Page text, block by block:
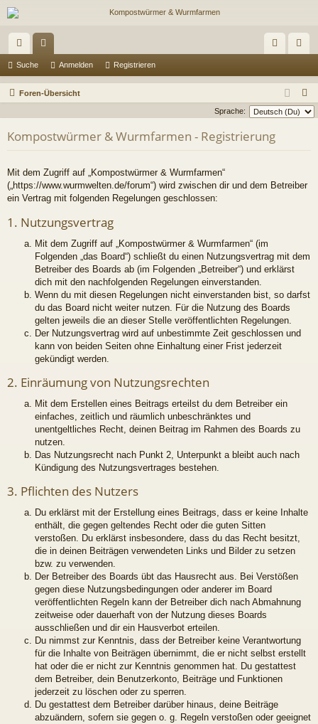
ch
ne
riff
en m
el
n
ist
rie
n
Suche Anmelden Registrieren
Foren-Übersicht
u
Sprache:
Kompostwürmer & Wurmfarmen - Registrierung
Mit dem Zugriff auf „Kompostwürmer & Wurmfarmen“
(„https://www.wurmwelten.de/forum“) wird zwischen dir und dem Betreiber
ein Vertrag mit folgenden Regelungen geschlossen:
1. Nutzungsvertrag
Mit dem Zugriff auf „Kompostwürmer & Wurmfarmen“ (im
Folgenden „das Board“) schließt du einen Nutzungsvertrag mit dem
Betreiber des Boards ab (im Folgenden „Betreiber“) und erklärst
dich mit den nachfolgenden Regelungen einverstanden.
Wenn du mit diesen Regelungen nicht einverstanden bist, so darfst
du das Board nicht weiter nutzen. Für die Nutzung des Boards
gelten jeweils die an dieser Stelle veröffentlichten Regelungen.
Der Nutzungsvertrag wird auf unbestimmte Zeit geschlossen und
kann von beiden Seiten ohne Einhaltung einer Frist jederzeit
gekündigt werden.
2. Einräumung von Nutzungsrechten
Mit dem Erstellen eines Beitrags erteilst du dem Betreiber ein
einfaches, zeitlich und räumlich unbeschränktes und
unentgeltliches Recht, deinen Beitrag im Rahmen des Boards zu
nutzen.
Das Nutzungsrecht nach Punkt 2, Unterpunkt a bleibt auch nach
Kündigung des Nutzungsvertrages bestehen.
3. Pflichten des Nutzers
Du erklärst mit der Erstellung eines Beitrags, dass er keine Inhalte
enthält, die gegen geltendes Recht oder die guten Sitten
verstoßen. Du erklärst insbesondere, dass du das Recht besitzt,
die in deinen Beiträgen verwendeten Links und Bilder zu setzen
bzw. zu verwenden.
Der Betreiber des Boards übt das Hausrecht aus. Bei Verstößen
gegen diese Nutzungsbedingungen oder anderer im Board
veröffentlichten Regeln kann der Betreiber dich nach Abmahnung
zeitweise oder dauerhaft von der Nutzung dieses Boards
ausschließen und dir ein Hausverbot erteilen.
Du nimmst zur Kenntnis, dass der Betreiber keine Verantwortung
für die Inhalte von Beiträgen übernimmt, die er nicht selbst erstellt
hat oder die er nicht zur Kenntnis genommen hat. Du gestattest
dem Betreiber, dein Benutzerkonto, Beiträge und Funktionen
jederzeit zu löschen oder zu sperren.
Du gestattest dem Betreiber darüber hinaus, deine Beiträge
abzuändern, sofern sie gegen o. g. Regeln verstoßen oder geeignet